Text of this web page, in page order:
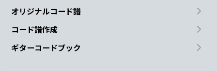
オリジナルコード譜
コード譜作成
ギターコードブック